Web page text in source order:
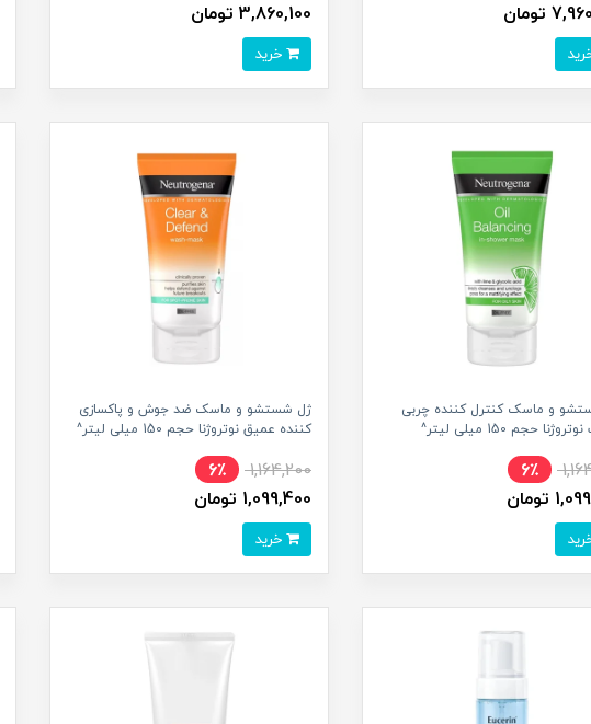
تومان
3,860,100 تومان
خرید
و ماسک کنترل کننده چربی
حجم 150 میلی لیتر^
6٪
تومان
ژل شستشو و ماسک ضد جوش و پاکسازی
کننده عمیق نوتروژنا حجم 150 میلی لیتر^
1,164,200
6٪
1,099,400 تومان
خرید